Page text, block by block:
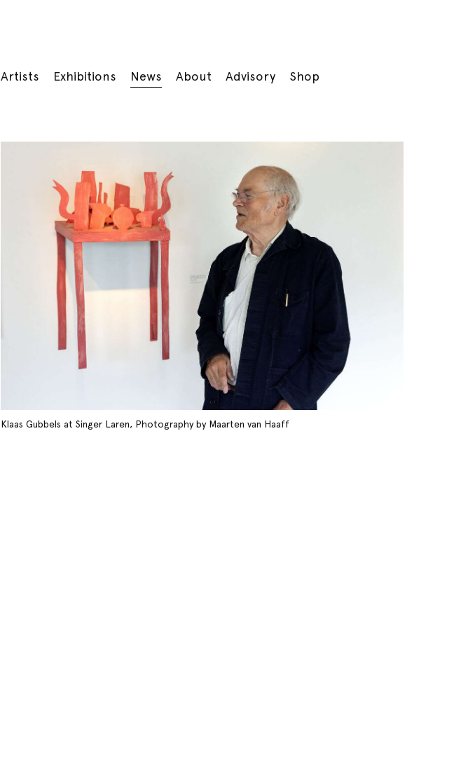
Artists Exhibitions News About Advisory Shop
Klaas Gubbels at Singer Laren, Photography by Maarten van Haaff